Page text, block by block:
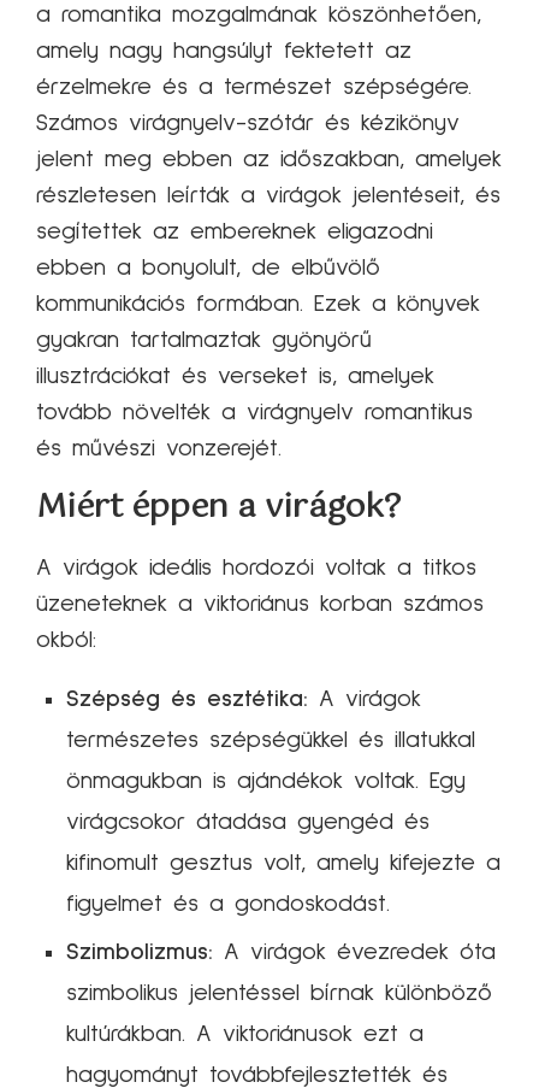
a romantika mozgalmának köszönhetően,
amely nagy hangsúlyt fektetett az
érzelmekre és a természet szépségére.
Számos virágnyelv-szótár és kézikönyv
jelent meg ebben az időszakban, amelyek
részletesen leírták a virágok jelentéseit, és
segítettek az embereknek eligazodni
ebben a bonyolult, de elbűvölő
kommunikációs formában. Ezek a könyvek
gyakran tartalmaztak gyönyörű
illusztrációkat és verseket is, amelyek
tovább növelték a virágnyelv romantikus
és művészi vonzerejét.
Miért éppen a virágok?
A virágok ideális hordozói voltak a titkos
üzeneteknek a viktoriánus korban számos
okból:
Szépség és esztétika: A virágok
természetes szépségükkel és illatukkal
önmagukban is ajándékok voltak. Egy
virágcsokor átadása gyengéd és
kifinomult gesztus volt, amely kifejezte a
figyelmet és a gondoskodást.
Szimbolizmus: A virágok évezredek óta
szimbolikus jelentéssel bírnak különböző
kultúrákban. A viktoriánusok ezt a
hagyományt továbbfejlesztették és